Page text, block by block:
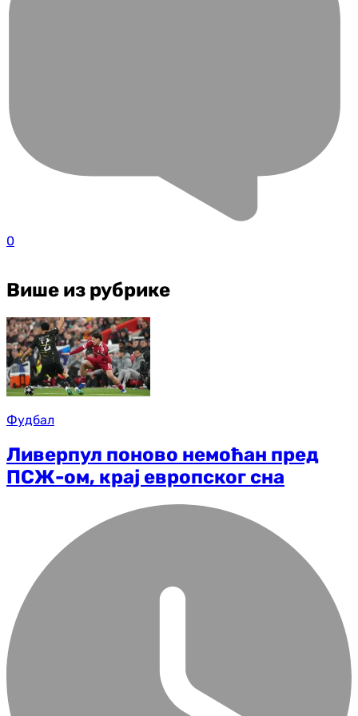
0
Више из рубрике
Фудбал
Ливерпул поново немоћан пред
ПСЖ-ом, крај европског сна